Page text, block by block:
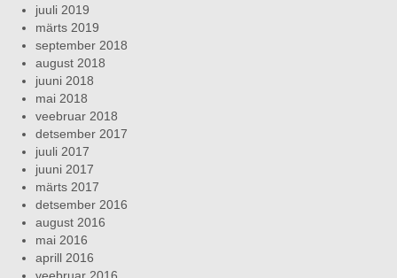
juuli 2019
märts 2019
september 2018
august 2018
juuni 2018
mai 2018
veebruar 2018
detsember 2017
juuli 2017
juuni 2017
märts 2017
detsember 2016
august 2016
mai 2016
aprill 2016